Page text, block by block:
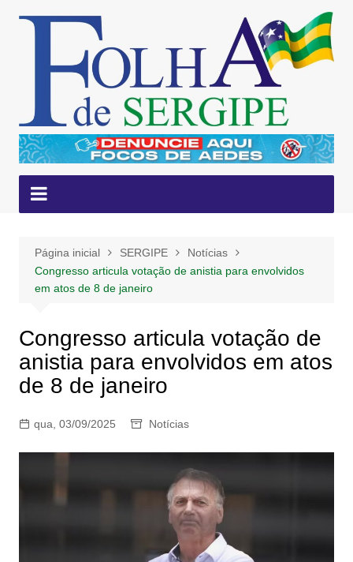
conteúdo
Página inicial SERGIPE
Notícias
Congresso articula votação de anistia para envolvidos
em atos de 8 de janeiro
Congresso articula votação de
anistia para envolvidos em atos
de 8 de janeiro
qua, 03/09/2025 Notícias